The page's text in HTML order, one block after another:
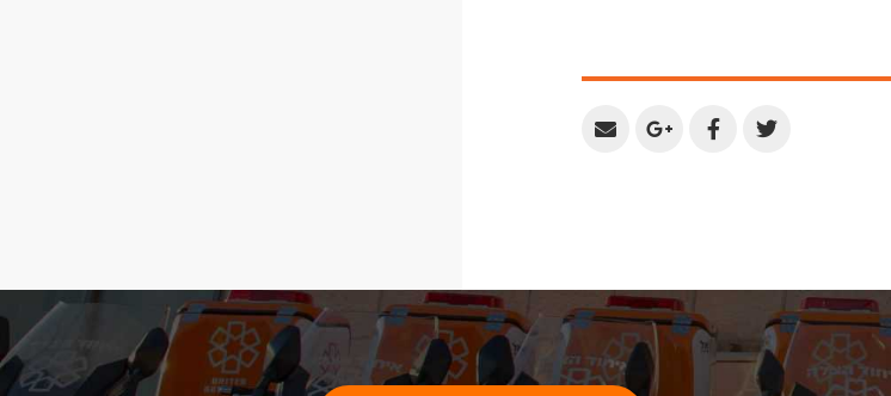
Share
Share
Share
Share